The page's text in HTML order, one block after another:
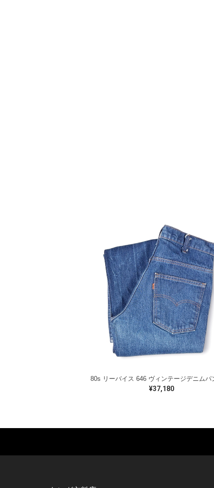
¥37,180
MUSIC TEE T-SHIRTS